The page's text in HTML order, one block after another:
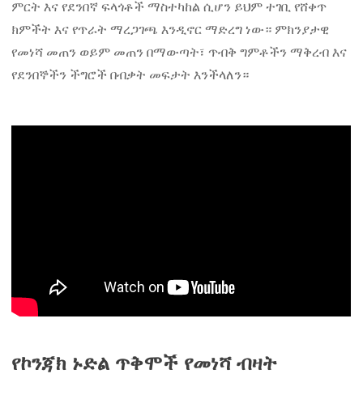
ምርት እና የደንበኛ ፍላጎቶች ማስተካከል ሲሆን ይህም ተገቢ የሸቀጥ
ክምችት እና የጥራት ማረጋገጫ እንዲኖር ማድረግ ነው። ምክንያታዊ
የመነሻ መጠን ወይም መጠን በማውጣት፣ ጥብቅ ግምቶችን ማቅረብ እና
የደንበኞችን ችግሮች በብቃት መፍታት እንችላለን።
የኮንጃክ ኑድል ጥቅሞች የመነሻ ብዛት